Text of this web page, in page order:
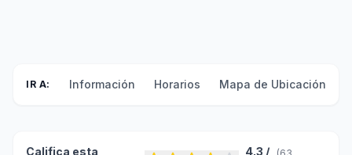
IR A: Información Horarios Mapa de Ubicación
Califica esta
4.3 /